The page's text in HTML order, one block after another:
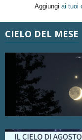
Aggiungi ai tuoi
CIELO DEL MESE